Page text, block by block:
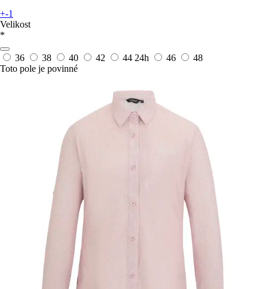
+-1
Velikost
*
36 38 40 42 44 24h 46
48
Toto pole je povinné